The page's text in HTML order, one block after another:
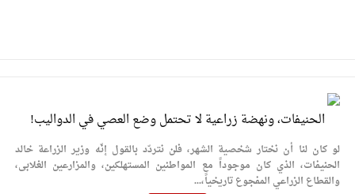
الحنيفات، ونهضة زراعية لا تحتمل وضع العصي في الدواليب!
لو كان لنا أن نختار شخصية الشهر، فلن نتردّد بالقول إنّه وزير الزراعة خالد
الحنيفات، الذي كان موجوداً مع المواطنين المستهلكين، والمزارعين الغلابى،
والقطاع الزراعي المفجوع تاريخياً،...